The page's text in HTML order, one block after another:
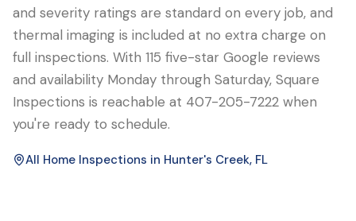
and severity ratings are standard on every job, and
thermal imaging is included at no extra charge on
full inspections. With 115 five-star Google reviews
and availability Monday through Saturday, Square
Inspections is reachable at 407-205-7222 when
you're ready to schedule.
All Home Inspections in Hunter's Creek, FL